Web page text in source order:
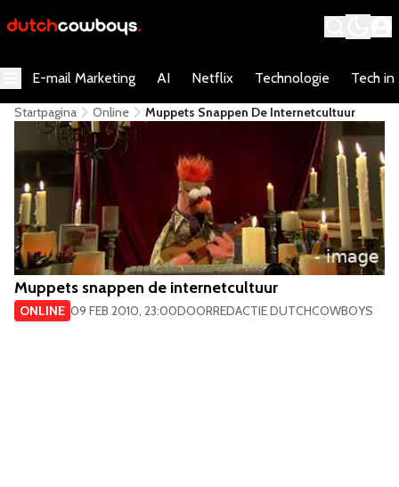
E-mail Marketing AI Netflix Technologie Tech in
Startpagina Online Muppets Snappen De Internetcultuur
Muppets snappen de internetcultuur
ONLINE 09 FEB 2010, 23:00DOORREDACTIE DUTCHCOWBOYS